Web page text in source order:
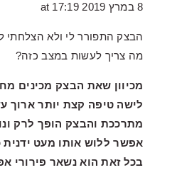
8 במרץ 2019 at 17:19
הבצק התפורר לי ולא הצלחתי
מה צריך לעשות במצב כזה?
מכיוון שאת הבצק מכינים
לישה טיפה קצת יותר
מתרככת והבצק הופך לרק
אפשר ללוש אותו מעט ידנית
בכל זאת הוא נשאר פירורי